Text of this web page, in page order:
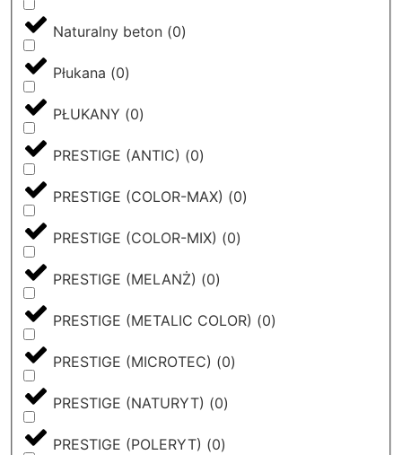
Naturalny beton (0)
Płukana (0)
PŁUKANY (0)
PRESTIGE (ANTIC) (0)
PRESTIGE (COLOR-MAX) (0)
PRESTIGE (COLOR-MIX) (0)
PRESTIGE (MELANŻ) (0)
PRESTIGE (METALIC COLOR) (0)
PRESTIGE (MICROTEC) (0)
PRESTIGE (NATURYT) (0)
PRESTIGE (POLERYT) (0)